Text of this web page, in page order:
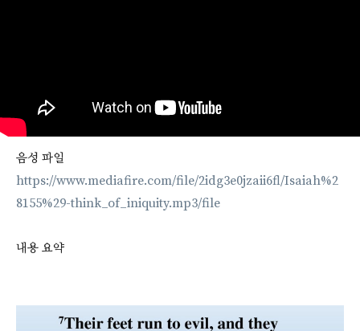
음성 파일
https://www.mediafire.com/file/2idg3e0jzaii6fl/Isaiah%2
8155%29-think_of_iniquity.mp3/file
내용 요약